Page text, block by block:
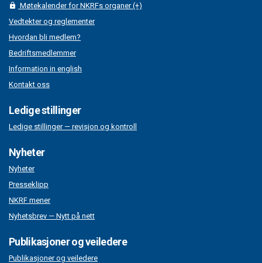
Møtekalender for NKRFs organer (+)
Vedtekter og reglementer
Hvordan bli medlem?
Bedriftsmedlemmer
Information in english
Kontakt oss
Ledige stillinger
Ledige stillinger — revisjon og kontroll
Nyheter
Nyheter
Presseklipp
NKRF mener
Nyhetsbrev — Nytt på nett
Publikasjoner og veiledere
Publikasjoner og veiledere